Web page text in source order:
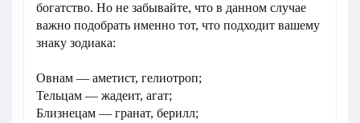
богатство. Но не забывайте, что в данном случае
важно подобрать именно тот, что подходит вашему
знаку зодиака:
Овнам — аметист, гелиотроп;
Тельцам — жадеит, агат;
Близнецам — гранат, берилл;